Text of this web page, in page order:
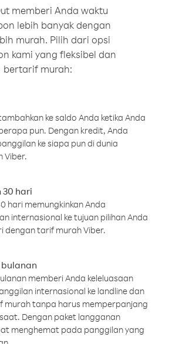
memberi Anda waktu
lebih banyak dengan
murah. Pilih dari opsi
kami yang fleksibel dan
bertarif murah:
ke saldo Anda ketika Anda
pun. Dengan kredit, Anda
ke siapa pun di dunia
Viber.
30 hari
hari memungkinkan Anda
internasional ke tujuan pilihan Anda
dengan tarif murah Viber.
memberi Anda keleluasaan
internasional ke landline dan
murah tanpa harus memperpanjang
Dengan paket langganan
menghemat pada panggilan yang